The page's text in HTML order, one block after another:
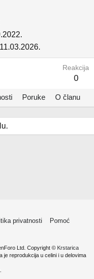
11.03.2026.
Reakcija
0
Poruke O članu
privatnosti
Pomoć
Ltd. Copyright © Krstarica
je reprodukcija u celini i u delovima